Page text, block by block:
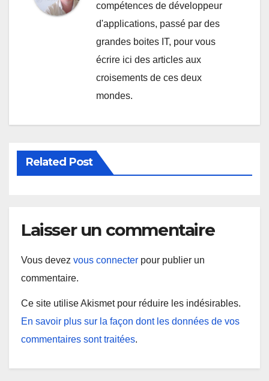
compétences de développeur
d'applications, passé par des
grandes boites IT, pour vous
écrire ici des articles aux
croisements de ces deux
mondes.
Related Post
Laisser un commentaire
Vous devez vous connecter pour publier un
commentaire.
Ce site utilise Akismet pour réduire les indésirables.
En savoir plus sur la façon dont les données de vos
commentaires sont traitées.